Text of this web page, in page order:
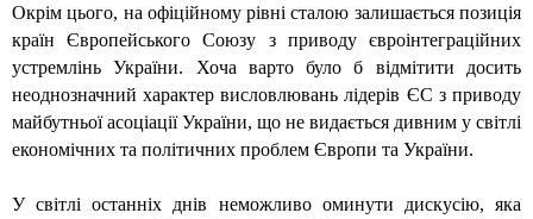
Окрім цього, на офіційному рівні сталою залишається позиція
країн Європейського Союзу з приводу євроінтеграційних
устремлінь України. Хоча варто було б відмітити досить
неоднозначний характер висловлювань лідерів ЄС з приводу
майбутньої асоціації України, що не видається дивним у світлі
економічних та політичних проблем Європи та України.
У світлі останніх днів неможливо оминути дискусію, яка